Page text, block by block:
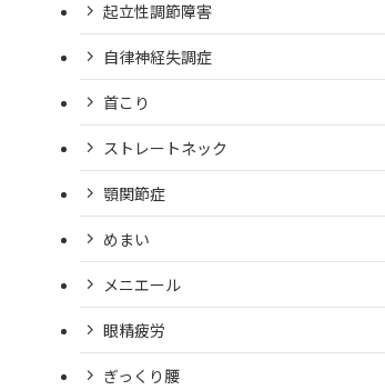
起立性調節障害
自律神経失調症
首こり
ストレートネック
顎関節症
めまい
メニエール
眼精疲労
ぎっくり腰